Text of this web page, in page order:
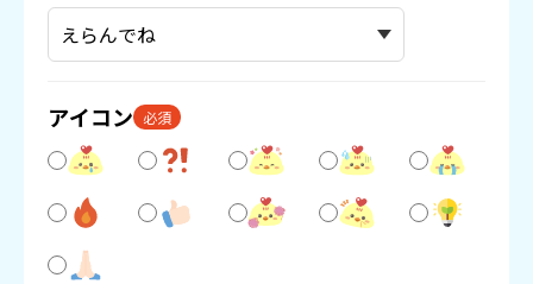
アイコン 必須